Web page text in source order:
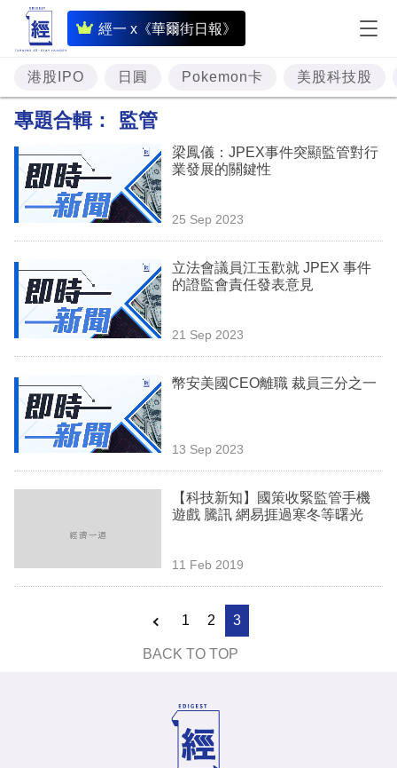
經一 x《華爾街日報》
即
時
財
經
投
資
理
業
科
技
生
港股IPO 日圓 Pokemon卡 美股科技股
專題合輯： 監管
梁鳳儀：JPEX事件突顯監管對行
業發展的關鍵性
25 Sep 2023
立法會議員江玉歡就 JPEX 事件
的證監會責任發表意見
21 Sep 2023
幣安美國CEO離職 裁員三分之一
13 Sep 2023
【科技新知】國策收緊監管手機
遊戲 騰訊 網易捱過寒冬等曙光
11 Feb 2019
1 2 3
BACK TO TOP